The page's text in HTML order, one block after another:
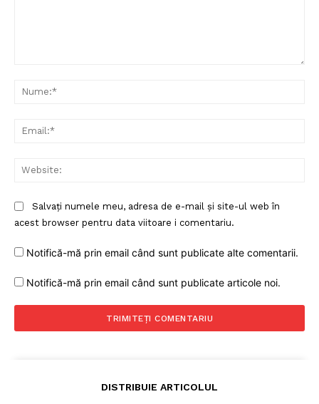
Salvați numele meu, adresa de e-mail și site-ul web în
acest browser pentru data viitoare i comentariu.
Notifică-mă prin email când sunt publicate alte comentarii.
Notifică-mă prin email când sunt publicate articole noi.
DISTRIBUIE ARTICOLUL